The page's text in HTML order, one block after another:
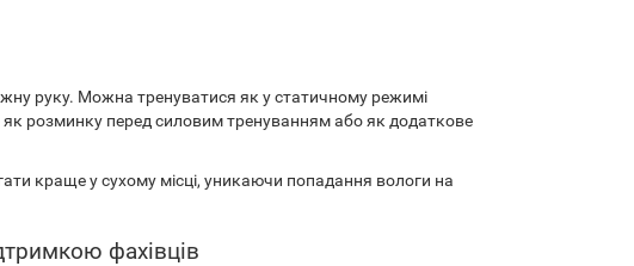
руку. Можна тренуватися як у статичному режимі
як розминку перед силовим тренуванням або як додаткове
краще у сухому місці, уникаючи попадання вологи на
фахівців